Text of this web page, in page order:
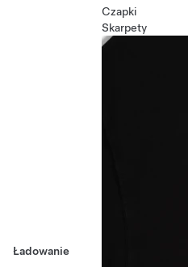
Ładowanie
Czapki
Skarpety